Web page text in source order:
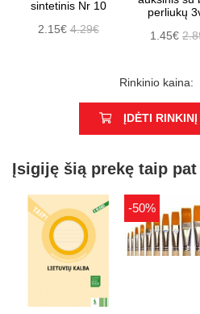
sintetinis Nr 10
2.15€4.29€
perliukų
1.45€
Rinkinio kaina:
ĮDĖTI
Įsigiję šią prekę taip
-50%